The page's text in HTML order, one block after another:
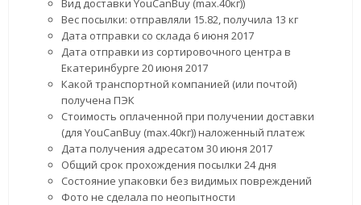
Вес посылки: отправляли 15.82, получила 13 кг
Дата отправки со склада 6 июня 2017
Дата отправки из сортировочного центра в
Екатеринбурге 20 июня 2017
Какой транспортной компанией (или почтой)
получена ПЭК
Стоимость оплаченной при получении доставки
(для YouCanBuy (max.40кг)) наложенный платеж
Дата получения адресатом 30 июня 2017
Общий срок прохождения посылки 24 дня
Состояние упаковки без видимых повреждений
Фото не сделала по неопытности